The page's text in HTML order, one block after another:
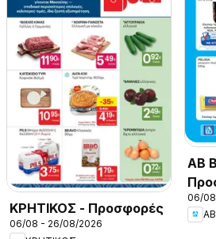
ΚΡΗΤΙΚΟΣ - Προσφορές
06/08 - 26/08/2026
ΑΒ
06/